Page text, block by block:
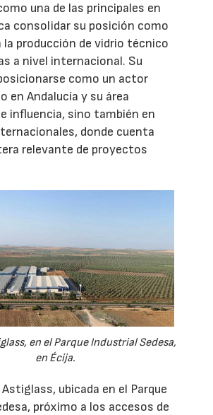
una de las principales en
consolidar su posición como
producción de vidrio técnico
a nivel internacional. Su
como un actor
en Andalucía y su área
influencia, sino también en
donde cuenta
relevante de proyectos
en el Parque Industrial Sedesa,
en Écija.
ubicada en el Parque
próximo a los accesos de